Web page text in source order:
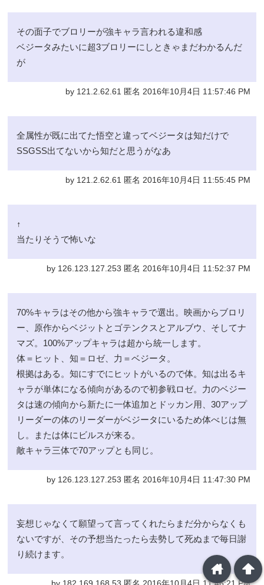
その面子でブロリーが強キャラ言われる違和感
ベジータみたいに超3ブロリーにしときゃまだわかるんだ
が
by 121.2.62.61 匿名 2016年10月4日 11:57:46 PM
全属性が既に出てた悟空と違ってベジータは知だけで
SSGSS出てないから知だと思うがなあ
by 121.2.62.61 匿名 2016年10月4日 11:55:45 PM
↑
当たりそうで怖いな
by 126.123.127.253 匿名 2016年10月4日 11:52:37 PM
70%キャラはその他から強キャラで選出。映画からブロリ
ー、原作からベジットとゴテンクスとアルブウ、そしてナ
マズ。100%アップキャラは超から統一します。
体＝ヒット、知＝ロゼ、力＝ベジータ。
根拠はある。知にすでにヒットがいるので体。知は出るキ
ャラが単体になる傾向があるので初参戦ロゼ。力のベジー
タは速の傾向から新たに一体追加とドッカン用、30アップ
リーダーの体のリーダーがベジータにいるため体べじは無
し。または体にビルスが来る。
敵キャラ三体で70アップとも同じ。
by 126.123.127.253 匿名 2016年10月4日 11:47:30 PM
妄想じゃなくて願望って言ってくれたらまだ分からなくも
ないですが、その予想当たったら去勢して死ぬまで毎日謝
り続けます。
arrowup
home